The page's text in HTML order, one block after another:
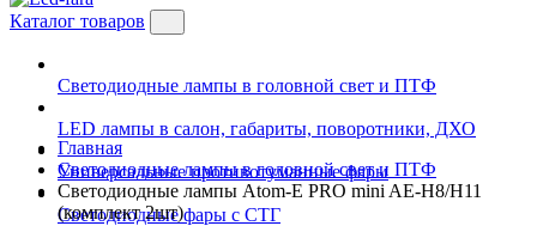
Каталог товаров
Светодиодные лампы в головной свет и ПТФ
LED лампы в салон, габариты, поворотники, ДХО
Универсальные противотуманные фары
Светодиодные фары с СТГ
Главная
Светодиодные лампы в головной свет и ПТФ
Светодиодные лампы Atom-E PRO mini AE-H8/H11
(комплект 2шт)